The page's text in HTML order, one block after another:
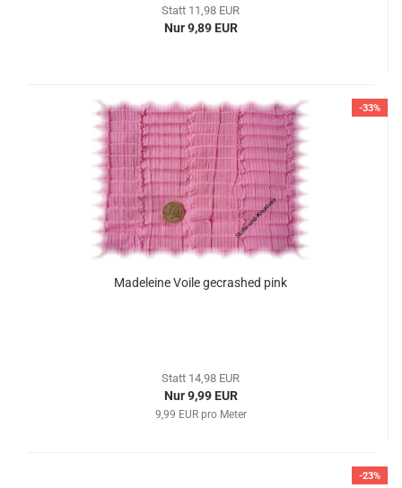
Statt 11,98 EUR
Nur 9,89 EUR
-33%
Madeleine Voile gecrashed pink
Statt 14,98 EUR
Nur 9,99 EUR
9,99 EUR pro Meter
-23%